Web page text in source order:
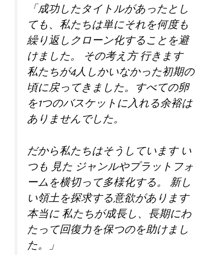
「成功したタイトルがあったとし
ても、私たちは単にそれを何度も
繰り返しクローン化することを避
けました。 その考え方行きます
私たちが4人しかいなかった初期の
頃に戻ってきました。すべての卵
を1つのバスケットに入れる余裕は
ありませんでした。
だから私たちはそうしていますい
つも 見た ジャンルやプラットフォ
ームを横切って多様化する。 新し
い領土を探求する意欲があります
本当に私たちが成長し、長期にわ
たって回復力を保つのを助けまし
た。」